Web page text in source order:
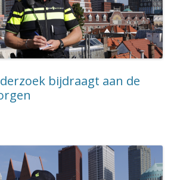
bijdraagt aan de